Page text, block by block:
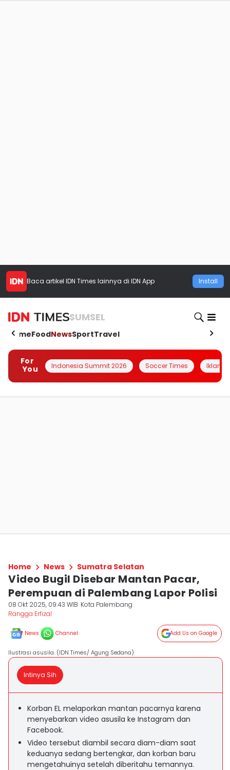
Baca artikel IDN Times lainnya di IDN App Install
SUMSEL
HomeFoodNewsSportTravel
For
You
Indonesia Summit 2026 Soccer Times Iklanin
Home News Sumatra Selatan
Video Bugil Disebar Mantan Pacar,
Perempuan di Palembang Lapor Polisi
08 Okt 2025, 09:43 WIB Kota Palembang
Rangga Erfizal
News Channel Add Us on Google
Ilustrasi asusila. (IDN Times/ Agung Sedana)
Intinya Sih
Korban EL melaporkan mantan pacarnya karena
menyebarkan video asusila ke Instagram dan
Facebook.
Video tersebut diambil secara diam-diam saat
keduanya sedang bertengkar, dan korban baru
mengetahuinya setelah diberitahu temannya.